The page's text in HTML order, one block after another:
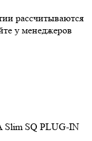
рассчитываются
у менеджеров
Slim SQ PLUG-IN